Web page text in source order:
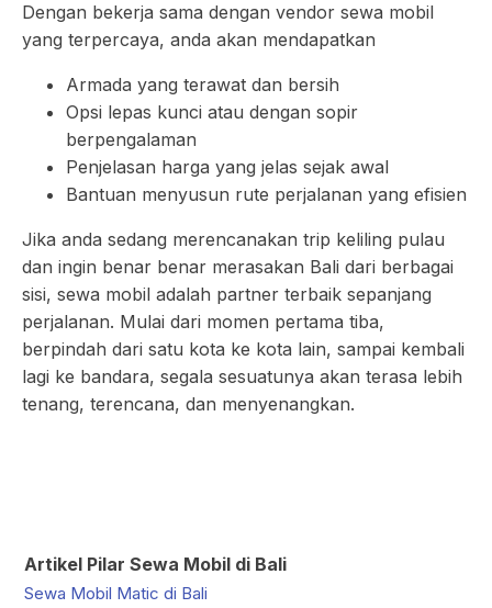
Dengan bekerja sama dengan vendor sewa mobil
yang terpercaya, anda akan mendapatkan
Armada yang terawat dan bersih
Opsi lepas kunci atau dengan sopir
berpengalaman
Penjelasan harga yang jelas sejak awal
Bantuan menyusun rute perjalanan yang efisien
Jika anda sedang merencanakan trip keliling pulau
dan ingin benar benar merasakan Bali dari berbagai
sisi, sewa mobil adalah partner terbaik sepanjang
perjalanan. Mulai dari momen pertama tiba,
berpindah dari satu kota ke kota lain, sampai kembali
lagi ke bandara, segala sesuatunya akan terasa lebih
tenang, terencana, dan menyenangkan.
Artikel Pilar Sewa Mobil di Bali
Sewa Mobil Matic di Bali